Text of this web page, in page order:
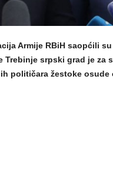
Armije RBiH saopćili
Trebinje srpski grad je za
političara žestoke osude